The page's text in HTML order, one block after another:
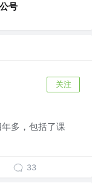
号
关注
多，包括了课
33